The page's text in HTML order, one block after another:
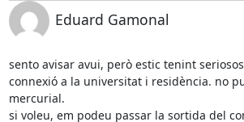
Eduard Gamonal
sento avisar avui, però estic tenint
connexió a la universitat i residència. no
mercurial.
si voleu, em podeu passar la sortida del